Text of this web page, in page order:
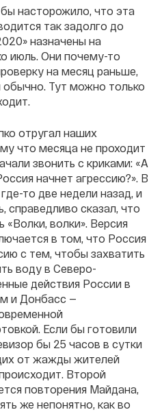
насторожило, что эта
так задолго до
назначены на
июль. Они почему-то
на месяц раньше,
Тут можно только
отругал наших
что месяца не проходит
звонить с криками: «А
начнет агрессию?». В
то две недели назад, и
справедливо сказал, что
«Волки, волки». Версия
в том, что Россия
с тем, чтобы захватить
воду в Северо-
действия России в
и Донбасс —
Если бы готовили
бы 25 часов в сутки
от жажды жителей
Второй
повторения Майдана,
же непонятно, как во